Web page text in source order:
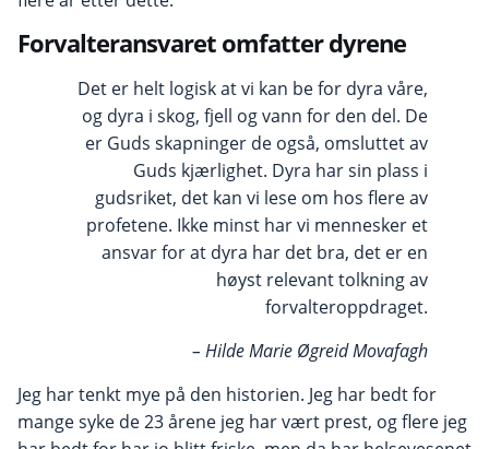
Forvalteransvaret omfatter dyrene
Det er helt logisk at vi kan be for dyra våre,
og dyra i skog, fjell og vann for den del. De
er Guds skapninger de også, omsluttet av
Guds kjærlighet. Dyra har sin plass i
gudsriket, det kan vi lese om hos flere av
profetene. Ikke minst har vi mennesker et
ansvar for at dyra har det bra, det er en
høyst relevant tolkning av
forvalteroppdraget.
– Hilde Marie Øgreid Movafagh
Jeg har tenkt mye på den historien. Jeg har bedt for
mange syke de 23 årene jeg har vært prest, og flere jeg